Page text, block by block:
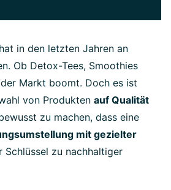
in den letzten Jahren an
Ob Detox-Tees, Smoothies
Markt boomt. Doch es ist
von Produkten auf Qualität
zu machen, dass eine
mit gezielter
Schlüssel zu nachhaltiger